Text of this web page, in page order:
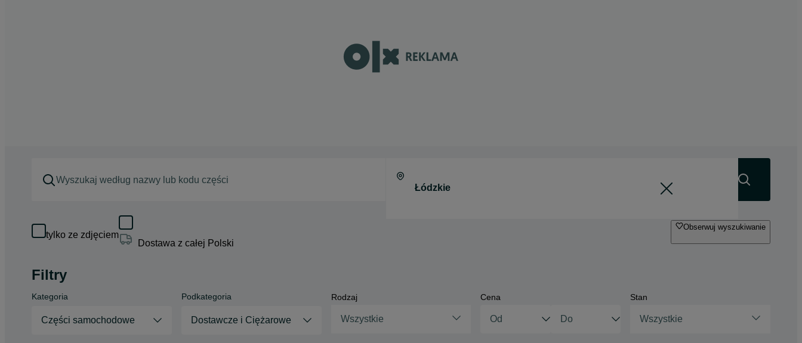
tylko ze zdjęciem
Dostawa z całej Polski
Obserwuj wyszukiwanie
Filtry
Kategoria
Części samochodowe
Podkategoria
Dostawcze i Ciężarowe
Rodzaj
Wszystkie
Cena Stan
Wszystkie